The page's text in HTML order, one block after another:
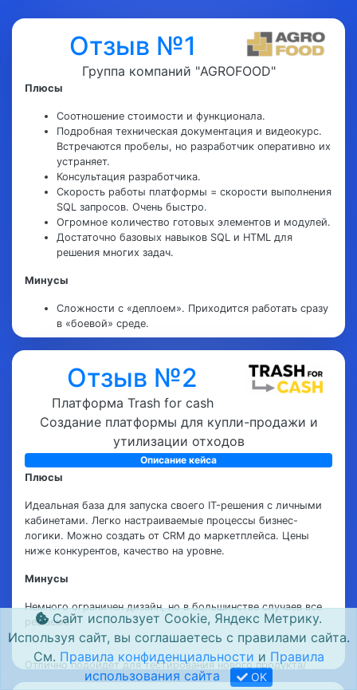
Отзыв №1
Группа компаний "AGROFOOD"
Плюсы
Соотношение стоимости и функционала.
Подробная техническая документация и видеокурс.
Встречаются пробелы, но разработчик оперативно их
устраняет.
Консультация разработчика.
Скорость работы платформы = скорости выполнения
SQL запросов. Очень быстро.
Огромное количество готовых элементов и модулей.
Достаточно базовых навыков SQL и HTML для
решения многих задач.
Минусы
Сложности с «деплоем». Приходится работать сразу
в «боевой» среде.
Ощутил недостаток специалистов у разработчика для
выполнения задач. Но я надеюсь эта проблема решиться с
развитием и ростом популярности платформы. Еще в "зону
роста" для команды разработчика могу отнести плохое
тестирование реализуемых кастомных решений. Желаю
успехов проекту. Рекомендую коллегам из отрасли.
Отзыв №2
Платформа Trash for cash
Создание платформы для купли-продажи и
утилизации отходов
Описание кейса
Плюсы
Идеальная база для запуска своего IT-решения с личными
кабинетами. Легко настраиваемые процессы бизнес-
логики. Можно создать от CRM до маркетплейса. Цены
ниже конкурентов, качество на уровне.
Минусы
Немного ограничен дизайн, но в большинстве случаев все
решаемо.
Отлично подойдет для тестирования нового продукта/
проекта. MVP для стартапа. Ребята порядочные,
Сайт использует Cookie, Яндекс Метрику.
Используя сайт, вы соглашаетесь с правилами сайта.
См. Правила конфиденциальности и Правила
использования сайта
OK